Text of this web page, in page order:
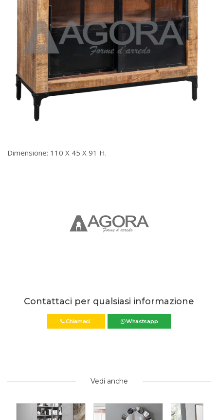
Dimensione: 110 X 45 X 91 H.
Contattaci per qualsiasi informazione
Chiamaci Whastsapp
Vedi anche